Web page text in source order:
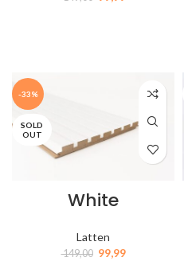
-33%
SOLD
OUT
White
Latten
149,00 99,99